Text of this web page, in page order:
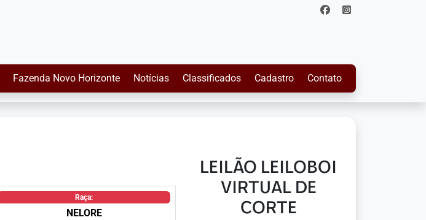
Fazenda Novo Horizonte Notícias Classificados Cadastro Contato
Raça:
NELORE
LEILÃO LEILOBOI
VIRTUAL DE
CORTE